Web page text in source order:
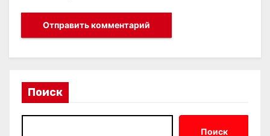
Поиск
Поиск